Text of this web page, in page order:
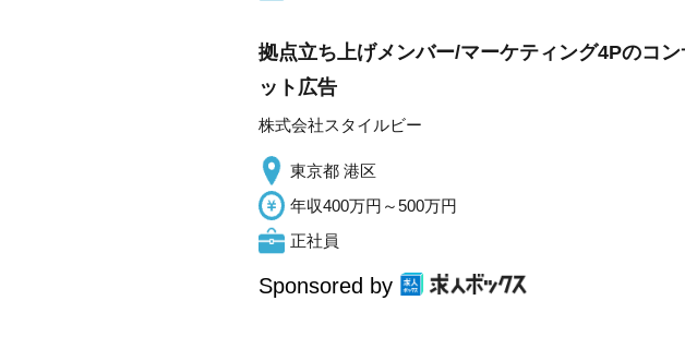
拠点立ち上げメンバー/マーケティング4Pのコ
ット広告
株式会社スタイルビー
東京都 港区
年収400万円～500万円
正社員
Sponsored by